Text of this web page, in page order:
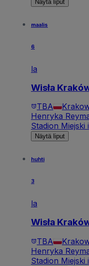
Näytä liput
maalis
6
la
Wisła
TBA
Henryka
Stadion Miejski
Näytä liput
huhti
3
la
Wisła
TBA
Henryka
Stadion Miejski